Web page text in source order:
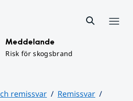
Meddelande
Risk för skogsbrand
remissvar
Remissvar